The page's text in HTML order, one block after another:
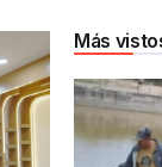
Más